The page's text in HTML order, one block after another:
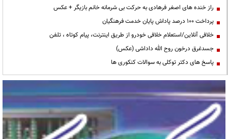
راز خنده های اصغر فرهادی به حرکت بی شرمانه خانم بازیگر + عکس
پرداخت ۱۰۰ درصد پاداش پایان خدمت فرهنگیان
خلافی آنلاین/استعلام خلافی خودرو از طریق اینترنت، پیام کوتاه ، تلفن
جسدغرق درخون روح الله داداشی (عکس)
پاسخ های دکتر توکلی به سوالات کنکوری ها